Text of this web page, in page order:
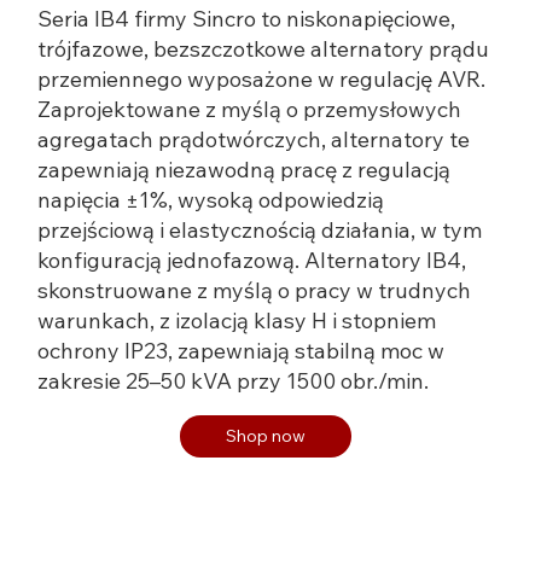
Seria IB4 firmy Sincro to niskonapięciowe,
trójfazowe, bezszczotkowe alternatory prądu
przemiennego wyposażone w regulację AVR.
Zaprojektowane z myślą o przemysłowych
agregatach prądotwórczych, alternatory te
zapewniają niezawodną pracę z regulacją
napięcia ±1%, wysoką odpowiedzią
przejściową i elastycznością działania, w tym
konfiguracją jednofazową. Alternatory IB4,
skonstruowane z myślą o pracy w trudnych
warunkach, z izolacją klasy H i stopniem
ochrony IP23, zapewniają stabilną moc w
zakresie 25–50 kVA przy 1500 obr./min.
Shop now